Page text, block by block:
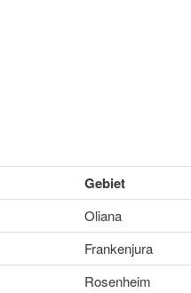
Gebiet
Oliana
Frankenjura
Rosenheim